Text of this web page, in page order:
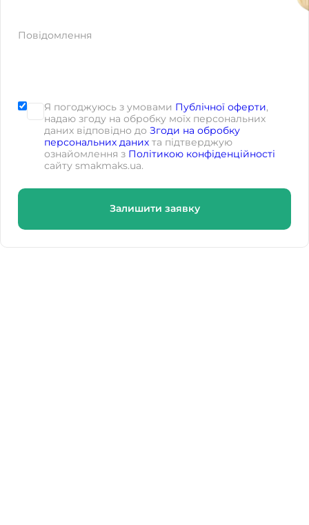
Повідомлення
Я погоджуюсь з умовами Публічної оферти,
надаю згоду на обробку моїх персональних
даних відповідно до Згоди на обробку
персональних даних та підтверджую
ознайомлення з Політикою конфіденційності
сайту smakmaks.ua.
Залишити заявку